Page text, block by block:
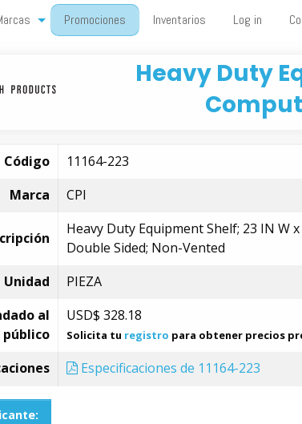
Promociones Inventarios Log in
Heavy Duty
Código
11164-223
Marca
CPI
Heavy Duty Equipment Shelf; 23 IN W
Double Sided; Non-Vented
Unidad
PIEZA
al
público
USD$ 328.18
Solicita tu registro para obtener precios
Especificaciones de 11164-223